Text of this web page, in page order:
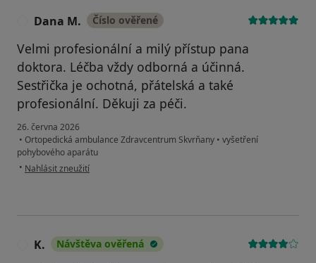
Dana M. Číslo ověřené
Velmi profesionální a milý přístup pana
doktora. Léčba vždy odborná a účinná.
Sestřička je ochotná, přátelská a také
profesionální. Děkuji za péči.
26. června 2026
• Ortopedická ambulance Zdravcentrum Skvrňany • vyšetření
pohybového aparátu
• podle názoru uživatele Dana M.
Nahlásit zneužití
K. Návštěva ověřená